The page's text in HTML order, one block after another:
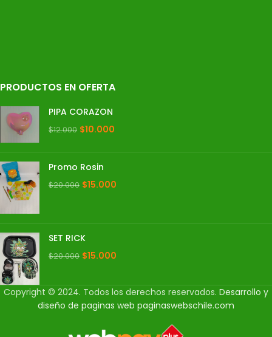
PRODUCTOS EN OFERTA
PIPA CORAZON
$12.000 $10.000
Promo Rosin
$20.000 $15.000
SET RICK
$20.000 $15.000
Copyright © 2024. Todos los derechos reservados. Desarrollo y
diseño de paginas web paginaswebschile.com